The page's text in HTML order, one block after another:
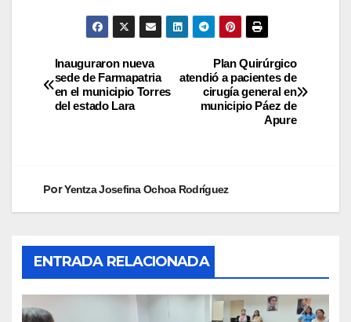
Plan Quirúrgico
atendió a pacientes de
cirugía general en
municipio Páez de
Apure
Inauguraron nueva
sede de Farmapatria
en el municipio Torres
del estado Lara
PorYentza Josefina Ochoa Rodríguez
ENTRADA RELACIONADA